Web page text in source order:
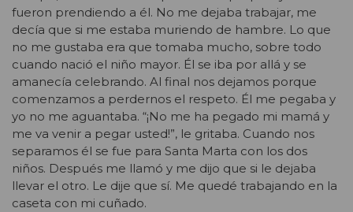
fueron prendiendo a él. No me dejaba trabajar, me
decía que si me estaba muriendo de hambre. Lo que
no me gustaba era que tomaba mucho, sobre todo
cuando nació el niño mayor. Él se iba por allá y se
amanecía celebrando. Al final nos dejamos porque
comenzamos a perdernos el respeto. Él me pegaba y
yo no me aguantaba. “¡No me ha pegado mi mamá y
me va venir a pegar usted!”, le gritaba. Cuando nos
separamos él se fue para Santa Marta con los dos
niños. Después me llamó y me dijo que si le dejaba
llevar el otro. Le dije que sí. Me quedé trabajando en la
caseta con mi cuñado.